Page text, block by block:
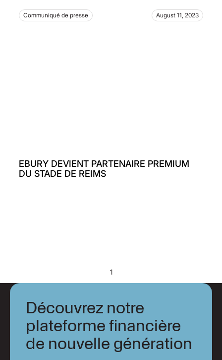
Communiqué de presse August 11, 2023
EBURY DEVIENT PARTENAIRE PREMIUM
DU STADE DE REIMS
1
Découvrez notre
plateforme financière
de nouvelle génération